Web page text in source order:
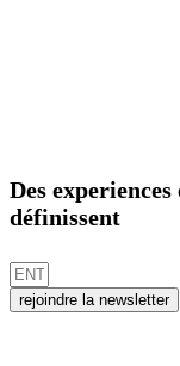
Des
définissent
rejoindre la newsletter